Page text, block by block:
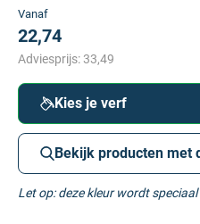
Vanaf
22,74
Adviesprijs:33,49
Kies je verf
Bekijk producten met
Let op: deze kleur wordt